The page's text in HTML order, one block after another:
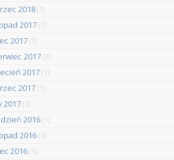
2018(1)
2017(1)
2017(2)
2017(2)
2017(1)
2017(1)
2017(3)
2016(1)
2016(1)
2016(1)